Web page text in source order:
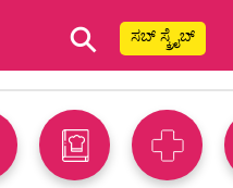
⚲ ಸಬ್ ಸ್ಕ್ರೈಬ್